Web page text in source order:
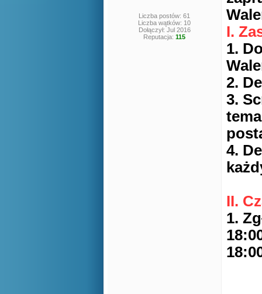
Liczba postów: 61
Liczba wątków: 10
Dołączył: Jul 2016
Reputacja: 115
I.
1.
2.
3.
4.
II.
1.